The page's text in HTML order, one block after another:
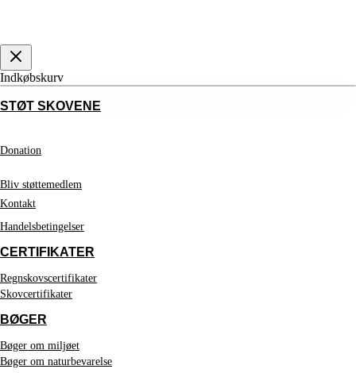
Indkøbskurv
STØT SKOVENE
Donation
Bliv støttemedlem
Kontakt
Handelsbetingelser
CERTIFIKATER
Regnskovscertifikater
Skovcertifikater
BØGER
Bøger om miljøet
Bøger om naturbevarelse